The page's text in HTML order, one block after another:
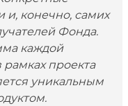
и, конечно, самих
Фонда.
каждой
проекта
уникальным